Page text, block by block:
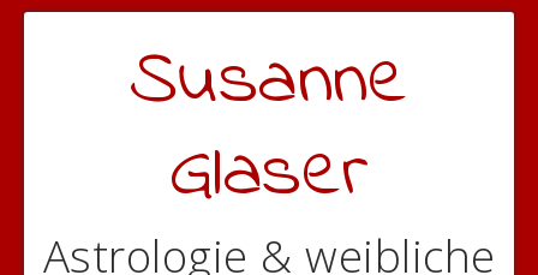
Susanne
Glaser
Astrologie & weibliche